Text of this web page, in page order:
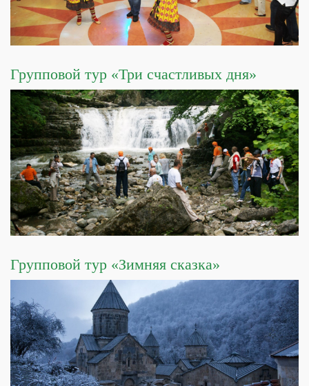
Групповой тур «Три счастливых дня»
Групповой тур «Зимняя сказка»